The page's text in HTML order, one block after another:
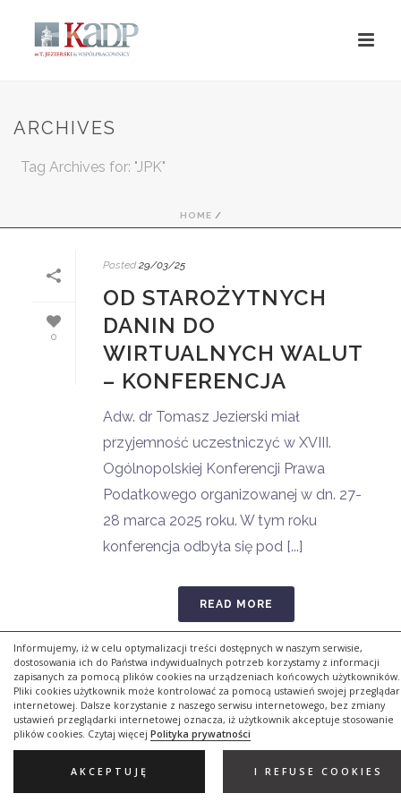
Informujemy, iż w celu optymalizacji treści dostępnych w naszym serwisie,
dostosowania ich do Państwa indywidualnych potrzeb korzystamy z informacji
zapisanych za pomocą plików cookies na urządzeniach końcowych użytkowników.
Pliki cookies użytkownik może kontrolować za pomocą ustawień swojej
internetowej. Dalsze korzystanie z naszego serwisu internetowego, bez zmiany
ustawień przeglądarki internetowej oznacza, iż użytkownik akceptuje stosowanie
plików cookies. Czytaj więcej Polityka prywatności
AKCEPTUJĘ I REFUSE COOKIES
ARCHIVES
Tag Archives for: "JPK"
HOME /
0
Posted 29/03/25
OD STAROŻYTNYCH
DANIN DO
WIRTUALNYCH WALUT
– KONFERENCJA
Adw. dr Tomasz Jezierski miał
przyjemność uczestniczyć w XVIII.
Ogólnopolskiej Konferencji Prawa
Podatkowego organizowanej w dn. 27-
28 marca 2025 roku. W tym roku
konferencja odbyła się pod [...]
READ MORE